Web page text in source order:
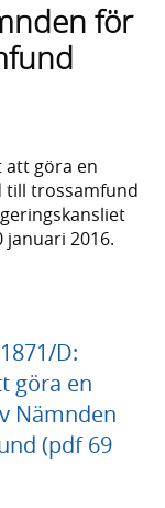
för
att göra en
till trossamfund
2016.
D:
göra en
Nämnden
(pdf 69